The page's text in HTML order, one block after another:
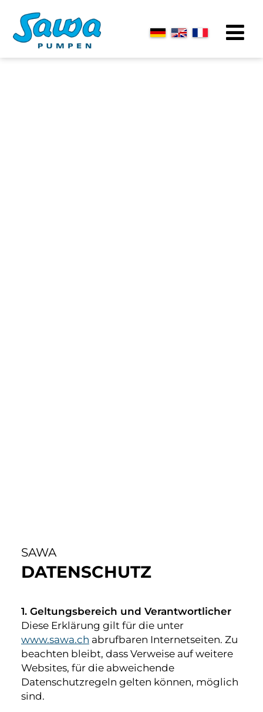
SAWA
DATENSCHUTZ
1. Geltungsbereich und Verantwortlicher
Diese Erklärung gilt für die unter
www.sawa.ch abrufbaren Internetseiten. Zu
beachten bleibt, dass Verweise auf weitere
Websites, für die abweichende
Datenschutzregeln gelten können, möglich
sind.